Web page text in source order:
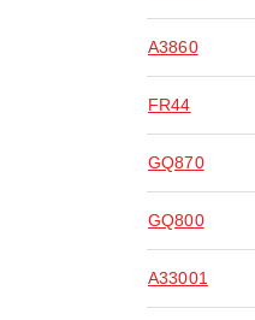
A3860
FR44
GQ870
GQ800
A33001